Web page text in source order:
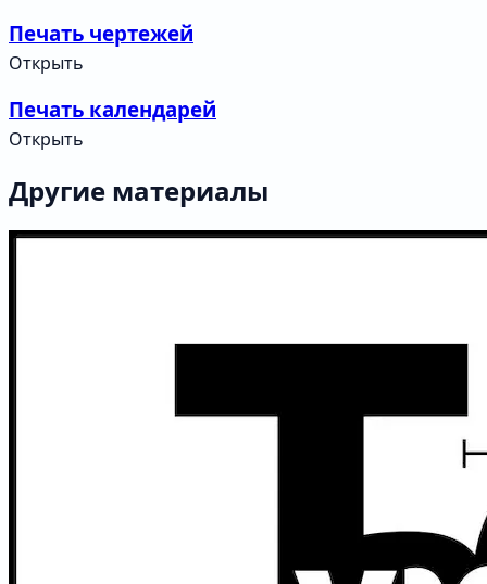
Печать чертежей
Открыть
Печать календарей
Открыть
Другие материалы